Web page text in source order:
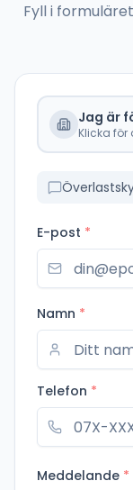
Fyll i
Jag är
Klicka för
E-post *
Namn *
Telefon *
Meddelande *